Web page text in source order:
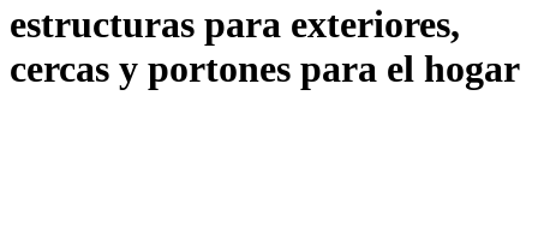
estructuras para exteriores,
cercas y portones para el hogar